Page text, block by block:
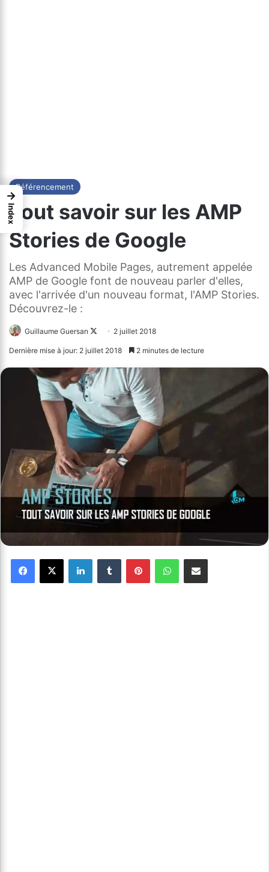
Référencement
Tout savoir sur les AMP
Stories de Google
Les Advanced Mobile Pages, autrement appelée
AMP de Google font de nouveau parler d'elles,
avec l'arrivée d'un nouveau format, l'AMP Stories.
Découvrez-le :
Guillaume Guersan
Follow2 juillet 2018
Dernière mise à jour: 2 juillet 2018 2 minutes de lecture
→
Index